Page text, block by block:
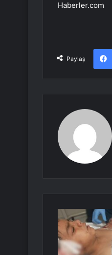
Haberler.com
Paylaş